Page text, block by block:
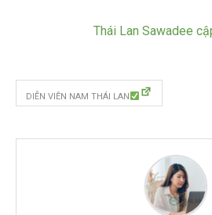
Thái Lan Sawadee
DIỄN VIÊN NAM THÁI LAN